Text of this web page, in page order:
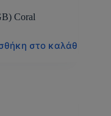
Coral
στο καλάθι